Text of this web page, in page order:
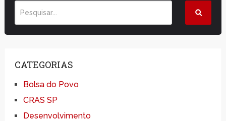
CATEGORIAS
Bolsa do Povo
CRAS SP
Desenvolvimento